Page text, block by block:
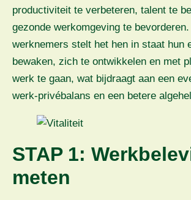
productiviteit te verbeteren, talent te
gezonde werkomgeving te bevorderen.
werknemers stelt het hen in staat hun
bewaken, zich te ontwikkelen en met
werk te gaan, wat bijdraagt aan een
werk-privébalans en een betere
STAP 1:
meten